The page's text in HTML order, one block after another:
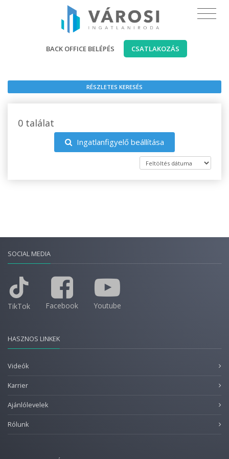
BACK OFFICE BELÉPÉS CSATLAKOZÁS
RÉSZLETES KERESÉS
0 találat
Ingatlanfigyelő beállítása
SOCIAL MEDIA
TikTok Facebook Youtube
HASZNOS LINKEK
Videók
Karrier
Ajánlólevelek
Rólunk